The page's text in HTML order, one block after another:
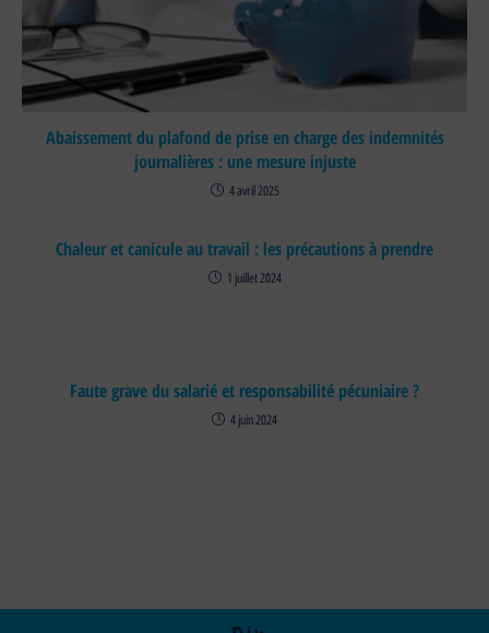
Abaissement du plafond de prise en charge des indemnités
journalières : une mesure injuste
4 avril 2025
Chaleur et canicule au travail : les précautions à prendre
1 juillet 2024
Faute grave du salarié et responsabilité pécuniaire ?
4 juin 2024